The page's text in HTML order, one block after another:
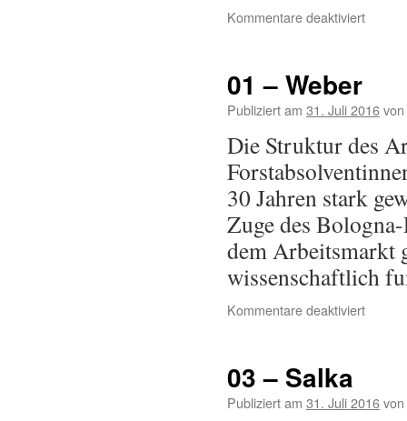
Kommentare deaktiviert
01 – Weber
Publiziert am 31. Juli 2016von
Die Struktur des
30 Jahren stark
Zuge des
dem Arbeitsmarkt
wissenschaftlich
Kommentare deaktiviert
03 – Salka
Publiziert am 31. Juli 2016von